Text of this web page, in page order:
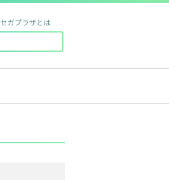
セガプラザとは